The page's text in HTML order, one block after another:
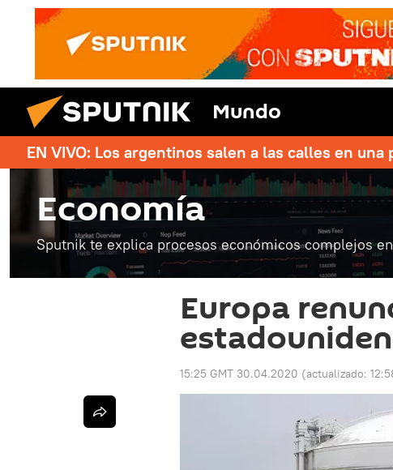
Mundo
EN VIVO: Los argentinos salen a las calles en
Economía
Sputnik te explica procesos económicos complejos
Europa
15:25 GMT 30.04.2020 (actualizado: